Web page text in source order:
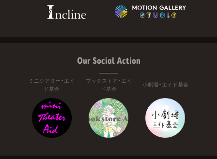
Our Social Action
ミニシアター・エイ
ド基金
ブックストア・エイ
ド基金
小劇場・エイド基金